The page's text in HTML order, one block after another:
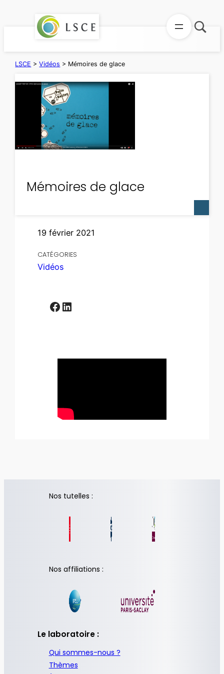
LSCE >Vidéos > Mémoires de glace
Mémoires de glace
19 février 2021
CATÉGORIES
Vidéos
Facebook LinkedIn
Nos tutelles :
Nos affiliations :
Le laboratoire :
Qui sommes-nous ?
Thèmes